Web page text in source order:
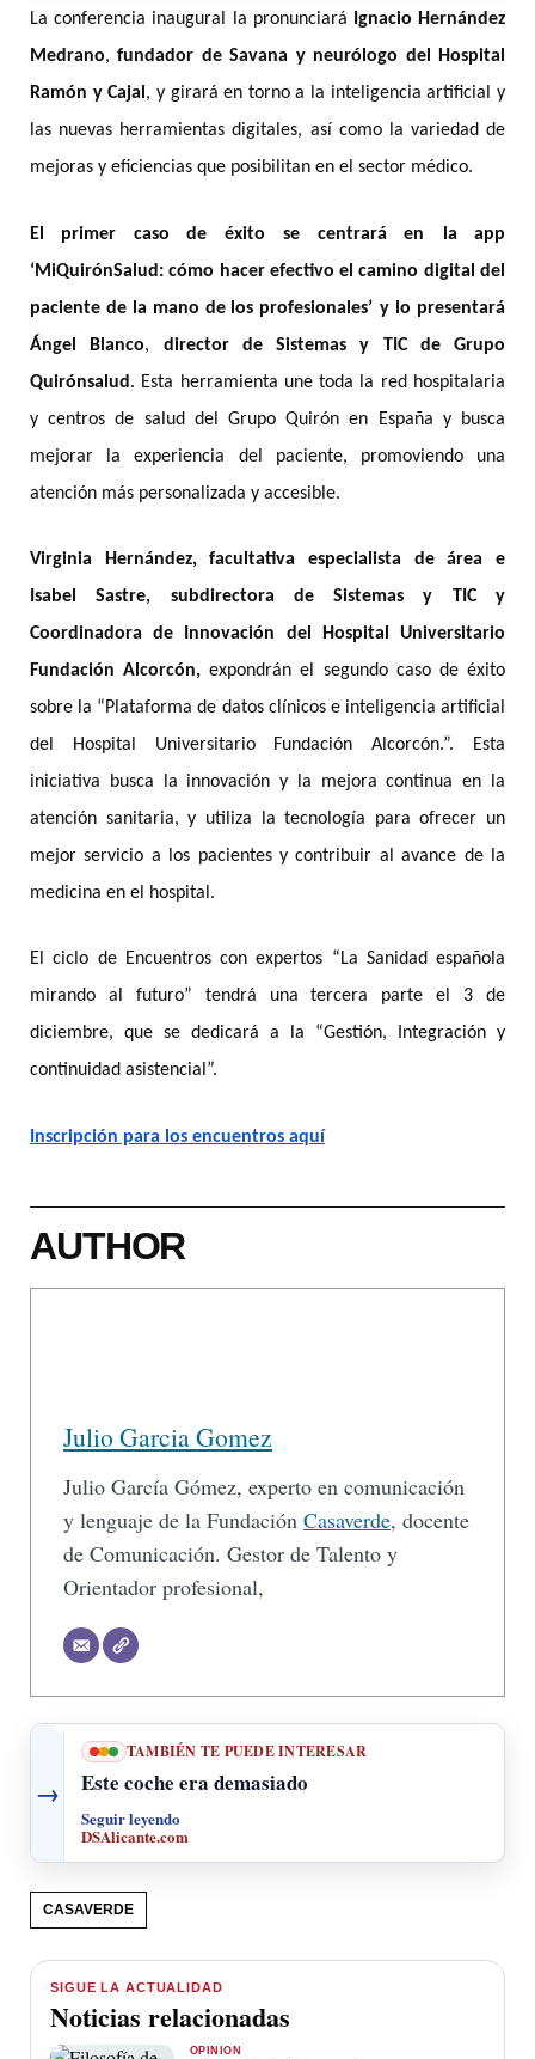
La conferencia inaugural la pronunciará Ignacio Hernández
Medrano, fundador de Savana y neurólogo del Hospital
Ramón y Cajal, y girará en torno a la inteligencia artificial y
las nuevas herramientas digitales, así como la variedad de
mejoras y eficiencias que posibilitan en el sector médico.
El primer caso de éxito se centrará en
la app
‘MiQuirónSalud: cómo hacer efectivo el camino digital del
paciente de la mano de los profesionales’ y lo presentará
Ángel Blanco, director de Sistemas y TIC de Grupo
Quirónsalud . Esta herramienta une toda la red hospitalaria
y centros de salud del Grupo Quirón en España y busca
mejorar la experiencia del paciente, promoviendo una
atención más personalizada y accesible.
Virginia Hernández, facultativa especialista de área e
Isabel Sastre, subdirectora de Sistemas y TIC y
Coordinadora de Innovación del Hospital Universitario
Fundación Alcorcón,expondrán el segundo caso de éxito
sobre la “Plataforma de datos clínicos e inteligencia artificial
del Hospital Universitario Fundación Alcorcón.”. Esta
iniciativa busca la innovación y la mejora continua en la
atención sanitaria, y utiliza la tecnología para ofrecer un
mejor servicio a los pacientes y contribuir al avance de la
medicina en el hospital.
El ciclo de Encuentros con expertos “La Sanidad española
mirando al futuro” tendrá una tercera parte el 3 de
diciembre, que se dedicará a la “Gestión, Integración y
continuidad asistencial”.
Inscripción para los encuentros aquí
AUTHOR
Julio Garcia Gomez
Julio García Gómez, experto en comunicación
y lenguaje de la Fundación Casaverde, docente
de Comunicación. Gestor de Talento y
Orientador profesional,
→
TAMBIÉN TE PUEDE INTERESAR
Este coche era demasiado
Seguir leyendo
DSAlicante.com
CASAVERDE
SIGUE LA ACTUALIDAD
Noticias relacionadas
OPINIÓN